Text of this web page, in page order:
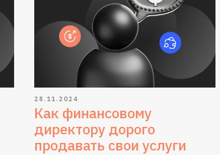
28.11.2024
Как финансовому
директору дорого
продавать свои услуги